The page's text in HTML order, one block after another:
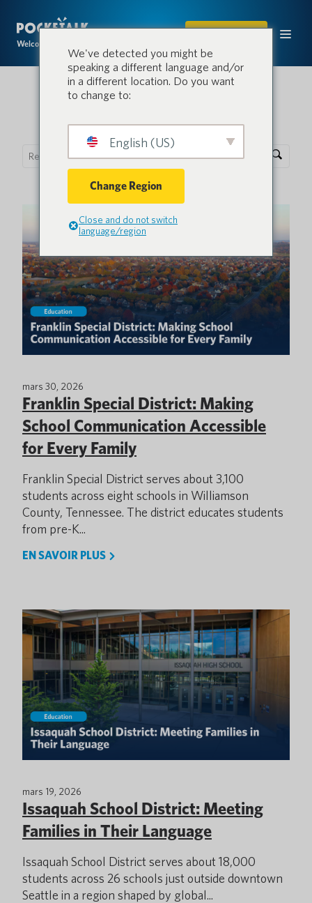
Welcome to the conversation.
ACHETER
Blog Pocketalk
mars 30, 2026
Franklin Special District: Making
School Communication Accessible
for Every Family
Franklin Special District serves about 3,100
students across eight schools in Williamson
County, Tennessee. The district educates students
from pre-K...
EN SAVOIR PLUS
mars 19, 2026
Issaquah School District: Meeting
Families in Their Language
Issaquah School District serves about 18,000
students across 26 schools just outside downtown
Seattle in a region shaped by global...
We've detected you might be
speaking a different language and/or
in a different location. Do you want
to change to:
English (US)
Change Region
Close and do not switch
language/region